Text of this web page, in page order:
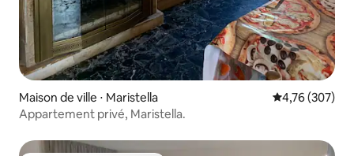
Maison de ville ⋅ Maristella Évaluation
4,76 (307)
Appartement privé, Maristella.